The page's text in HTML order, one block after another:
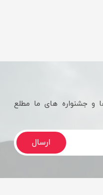
و جشنواره های ما مطلع
ارسال